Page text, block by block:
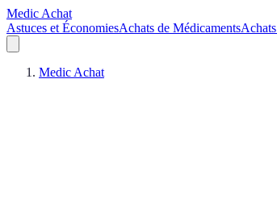
Medic Achat
Astuces et ÉconomiesAchats de Médicaments
Medic Achat